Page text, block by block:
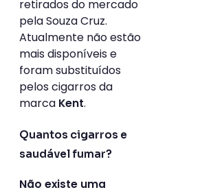
retirados do mercado
pela Souza Cruz.
Atualmente não estão
mais disponíveis e
foram substituídos
pelos cigarros da
marca Kent.
Quantos cigarros e
saudável fumar?
Não existe uma